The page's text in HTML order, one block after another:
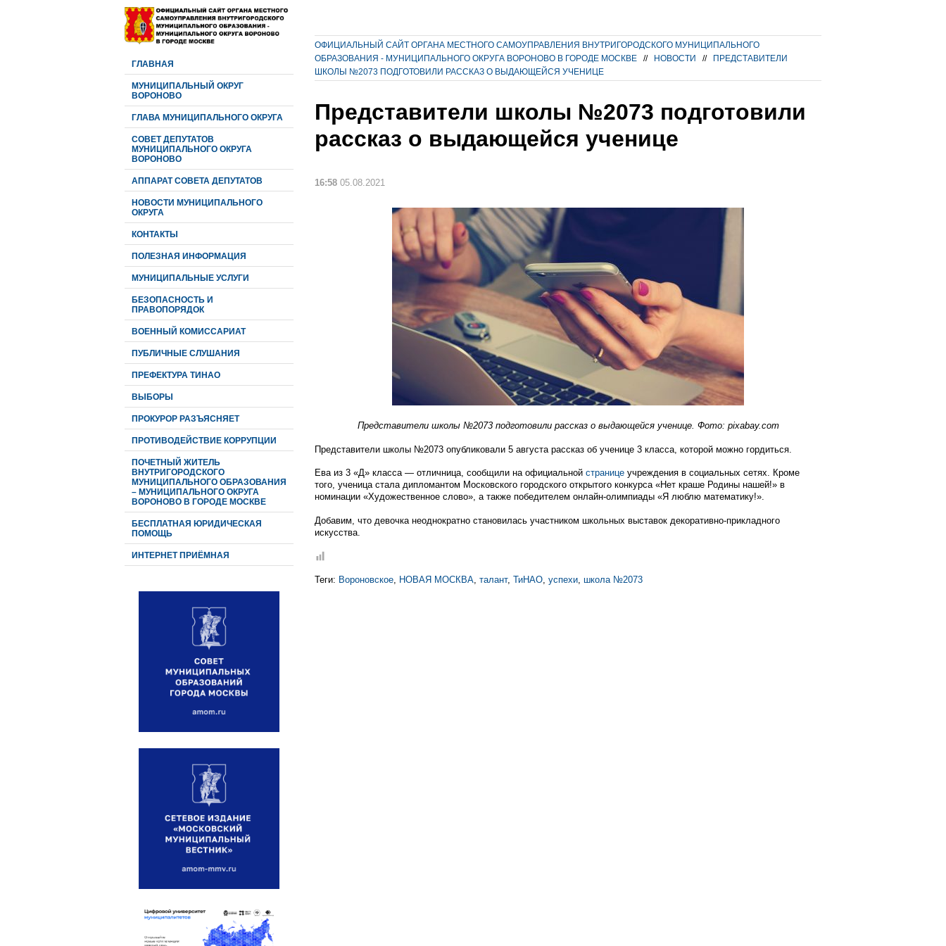
ГЛАВНАЯ
МУНИЦИПАЛЬНЫЙ ОКРУГ
ВОРОНОВО
ГЛАВА МУНИЦИПАЛЬНОГО ОКРУГА
CОВЕТ ДЕПУТАТОВ
МУНИЦИПАЛЬНОГО ОКРУГА
ВОРОНОВО
АППАРАТ СОВЕТА ДЕПУТАТОВ
НОВОСТИ МУНИЦИПАЛЬНОГО
ОКРУГА
КОНТАКТЫ
ПОЛЕЗНАЯ ИНФОРМАЦИЯ
МУНИЦИПАЛЬНЫЕ УСЛУГИ
БЕЗОПАСНОСТЬ И
ПРАВОПОРЯДОК
ВОЕННЫЙ КОМИССАРИАТ
ПУБЛИЧНЫЕ СЛУШАНИЯ
ПРЕФЕКТУРА ТИНАО
ВЫБОРЫ
ПРОКУРОР РАЗЪЯСНЯЕТ
ПРОТИВОДЕЙСТВИЕ КОРРУПЦИИ
ПОЧЕТНЫЙ ЖИТЕЛЬ
ВНУТРИГОРОДСКОГО
МУНИЦИПАЛЬНОГО ОБРАЗОВАНИЯ
– МУНИЦИПАЛЬНОГО ОКРУГА
ВОРОНОВО В ГОРОДЕ МОСКВЕ
БЕСПЛАТНАЯ ЮРИДИЧЕСКАЯ
ПОМОЩЬ
ИНТЕРНЕТ ПРИЁМНАЯ
ОФИЦИАЛЬНЫЙ САЙТ ОРГАНА МЕСТНОГО САМОУПРАВЛЕНИЯ ВНУТРИГОРОДСКОГО МУНИЦИПАЛЬНОГО
ОБРАЗОВАНИЯ - МУНИЦИПАЛЬНОГО ОКРУГА ВОРОНОВО В ГОРОДЕ МОСКВЕ
// НОВОСТИ //
ПРЕДСТАВИТЕЛИ
ШКОЛЫ №2073 ПОДГОТОВИЛИ РАССКАЗ О ВЫДАЮЩЕЙСЯ УЧЕНИЦЕ
Представители школы №2073 подготовили
рассказ о выдающейся ученице
16:58 05.08.2021
Представители школы №2073 подготовили рассказ о выдающейся ученице. Фото: pixabay.com
Представители школы №2073 опубликовали 5 августа рассказ об ученице 3 класса, которой можно гордиться.
Ева из 3 «Д» класса — отличница, сообщили на официальной странице учреждения в социальных сетях. Кроме
того, ученица стала дипломантом Московского городского открытого конкурса «Нет краше Родины нашей!» в
номинации «Художественное слово», а также победителем онлайн-олимпиады «Я люблю математику!».
Добавим, что девочка неоднократно становилась участником школьных выставок декоративно-прикладного
искусства.
Теги: Вороновское НОВАЯ МОСКВА талант, ТиНАО успехи школа №2073